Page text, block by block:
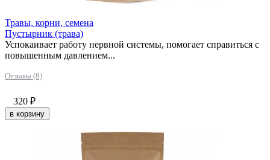
Травы, корни, семена
Пустырник (трава)
Успокаивает работу нервной системы, помогает справиться с
повышенным давлением...
Отзывы (8)
320 ₽
в корзину